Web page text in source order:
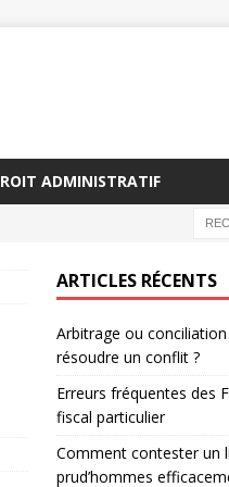
ADMINISTRATIF
ARTICLES RÉCENTS
Arbitrage ou
résoudre un conflit ?
Erreurs fréquentes des
fiscal particulier
Comment contester un
prud’hommes